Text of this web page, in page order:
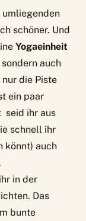
umliegenden
schöner. Und
Yogaeinheit
auch
die Piste
ein paar
seid ihr aus
schnell ihr
könnt) auch
in der
Das
bunte